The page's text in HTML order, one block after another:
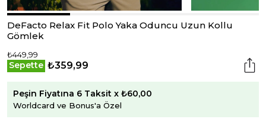
DeFacto Relax Fit Polo Yaka Oduncu Uzun Kollu
Gömlek
₺449,99
Sepette ₺359,99
Peşin Fiyatına 6 Taksit x ₺60,00
Worldcard ve Bonus'a Özel